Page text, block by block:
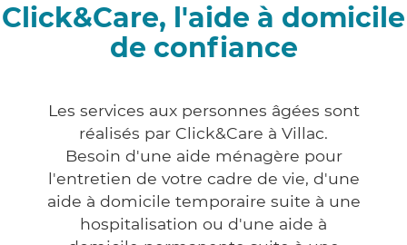
Click&Care, l'aide à domicile
de confiance
Les services aux personnes âgées sont
réalisés par Click&Care à Villac.
Besoin d'une aide ménagère pour
l'entretien de votre cadre de vie, d'une
aide à domicile temporaire suite à une
hospitalisation ou d'une aide à